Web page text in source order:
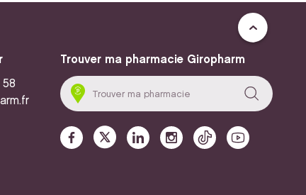
58
Trouver ma pharmacie Giropharm